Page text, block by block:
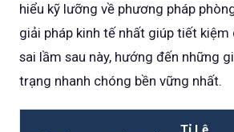
hiểu kỹ lưỡng về phương pháp
giải pháp kinh tế nhất giúp tiết kiệm
sai lầm sau này, hướng đến những
trạng nhanh chóng bền vững nhất.